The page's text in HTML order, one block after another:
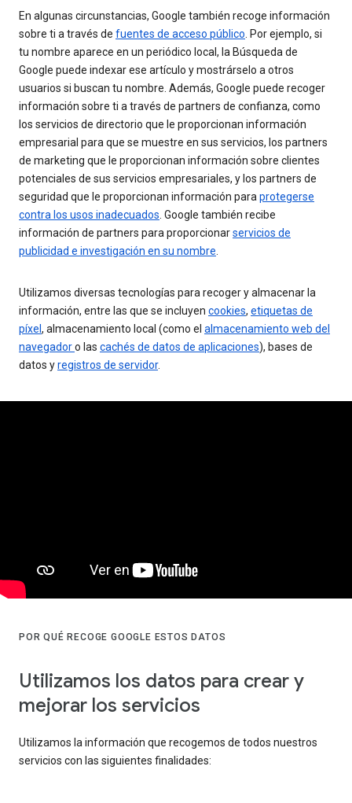
En algunas circunstancias, Google también recoge información
sobre ti a través de fuentes de acceso público . Por ejemplo, si
tu nombre aparece en un periódico local, la Búsqueda de
Google puede indexar ese artículo y mostrárselo a otros
usuarios si buscan tu nombre. Además, Google puede recoger
información sobre ti a través de partners de confianza, como
los servicios de directorio que le proporcionan información
empresarial para que se muestre en sus servicios, los partners
de marketing que le proporcionan información sobre clientes
potenciales de sus servicios empresariales, y los partners de
seguridad que le proporcionan información para protegerse
contra los usos inadecuados . Google también recibe
información de partners para proporcionarservicios de
publicidad e investigación en su nombre
Utilizamos diversas tecnologías para recoger y almacenar la
información, entre las que se incluyen cookies, etiquetas de
píxel , almacenamiento local (como el almacenamiento web del
navegadoro las cachés de datos de aplicaciones), bases de
datos yregistros de servidor.
POR QUÉ RECOGE GOOGLE ESTOS DATOS
Utilizamos los datos para crear y
mejorar los servicios
Utilizamos la información que recogemos de todos nuestros
servicios con las siguientes finalidades: